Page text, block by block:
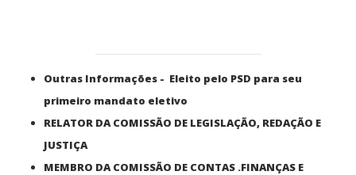
Outras Informações - Eleito pelo PSD para seu
primeiro mandato eletivo
RELATOR DA COMISSÃO DE LEGISLAÇÃO, REDAÇÃO E
JUSTIÇA
MEMBRO DA COMISSÃO DE CONTAS .FINANÇAS E